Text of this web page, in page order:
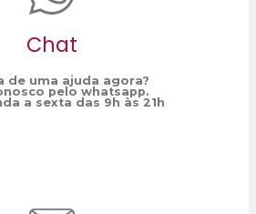
Chat
de uma ajuda agora?
pelo whatsapp.
a sexta das 9h às 21h